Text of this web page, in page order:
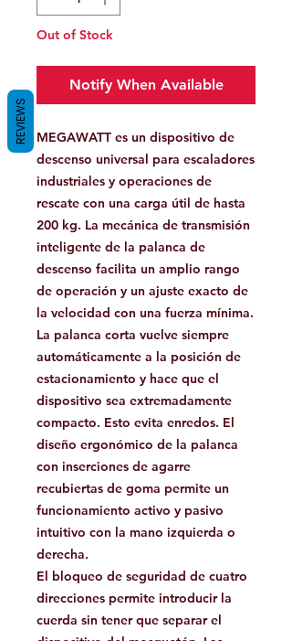
Out of Stock
Notify When Available
MEGAWATT es un dispositivo de
descenso universal para escaladores
industriales y operaciones de
rescate con una carga útil de hasta
200 kg. La mecánica de transmisión
inteligente de la palanca de
descenso facilita un amplio rango
de operación y un ajuste exacto de
la velocidad con una fuerza mínima.
La palanca corta vuelve siempre
automáticamente a la posición de
estacionamiento y hace que el
dispositivo sea extremadamente
compacto. Esto evita enredos. El
diseño ergonómico de la palanca
con inserciones de agarre
recubiertas de goma permite un
funcionamiento activo y pasivo
intuitivo con la mano izquierda o
derecha.
El bloqueo de seguridad de cuatro
direcciones permite introducir la
cuerda sin tener que separar el
REVIEWS